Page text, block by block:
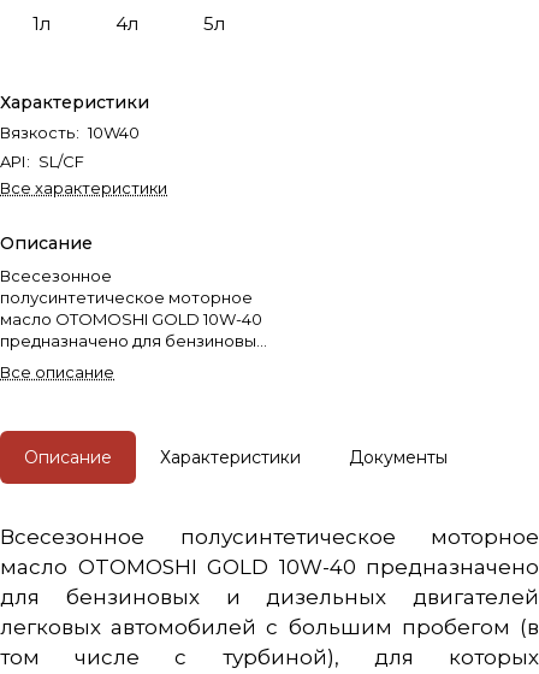
1л 4л 5л
Характеристики
Вязкость: 10W40
API: SL/CF
Все характеристики
Описание
Всесезонное
полусинтетическое моторное
масло OTOMOSHI GOLD 10W-40
предназначено для бензиновых
легковых автомобилей с
с турбиной), для которых
производитель указывает
смазочные материалы,
Все описание
Описание Характеристики Документы
Всесезонное полусинтетическое моторное
масло OTOMOSHI GOLD 10W-40 предназначено
для бензиновых и дизельных двигателей
легковых автомобилей с большим пробегом (в
том числе с турбиной), для которых